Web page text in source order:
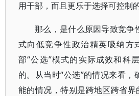
用干部，而且更乐于选择可控制
那么，是什么原因导致竞争
式向低竞争性政治精英吸纳方
部“公选”模式的实际成效和科
的。从当时“公选”的情况来看，
能的情况，特别是跨地区跨省界